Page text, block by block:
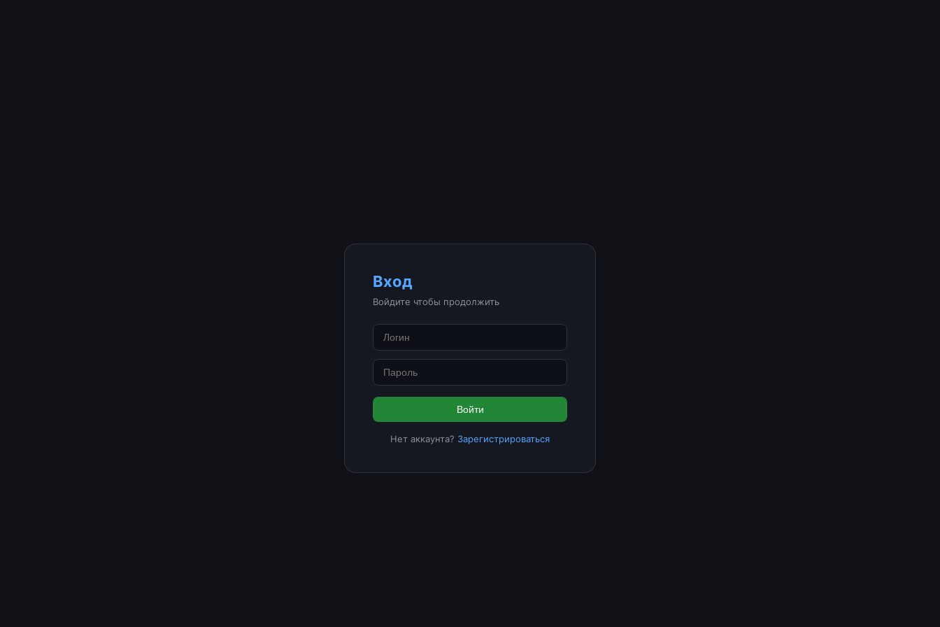
Вход
Войдите чтобы продолжить
Войти
Нет аккаунта? Зарегистрироваться